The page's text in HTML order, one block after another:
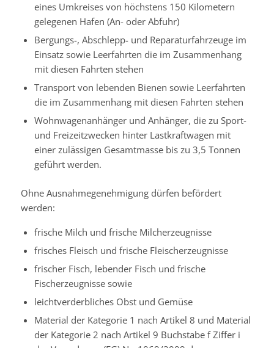
eines Umkreises von höchstens 150 Kilometern
gelegenen Hafen (An- oder Abfuhr)
Bergungs-, Abschlepp- und Reparaturfahrzeuge im
Einsatz sowie Leerfahrten die im Zusammenhang
mit diesen Fahrten stehen
Transport von lebenden Bienen sowie Leerfahrten
die im Zusammenhang mit diesen Fahrten stehen
Wohnwagenanhänger und Anhänger, die zu Sport-
und Freizeitzwecken hinter Lastkraftwagen mit
einer zulässigen Gesamtmasse bis zu 3,5 Tonnen
geführt werden.
Ohne Ausnahmegenehmigung dürfen befördert
werden:
frische Milch und frische Milcherzeugnisse
frisches Fleisch und frische Fleischerzeugnisse
frischer Fisch, lebender Fisch und frische
Fischerzeugnisse sowie
leichtverderbliches Obst und Gemüse
Material der Kategorie 1 nach Artikel 8 und Material
der Kategorie 2 nach Artikel 9 Buchstabe f Ziffer i